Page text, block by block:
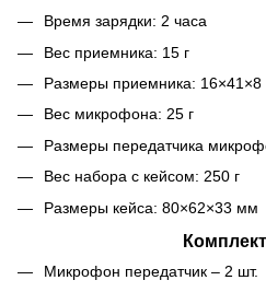
Время зарядки: 2 часа
Вес приемника: 15 г
Размеры приемника:
Вес микрофона: 25 г
Размеры передатчика
Вес набора с кейсом: 250 г
Размеры кейса: 80×62×33 мм
Микрофон передатчик – 2 шт.